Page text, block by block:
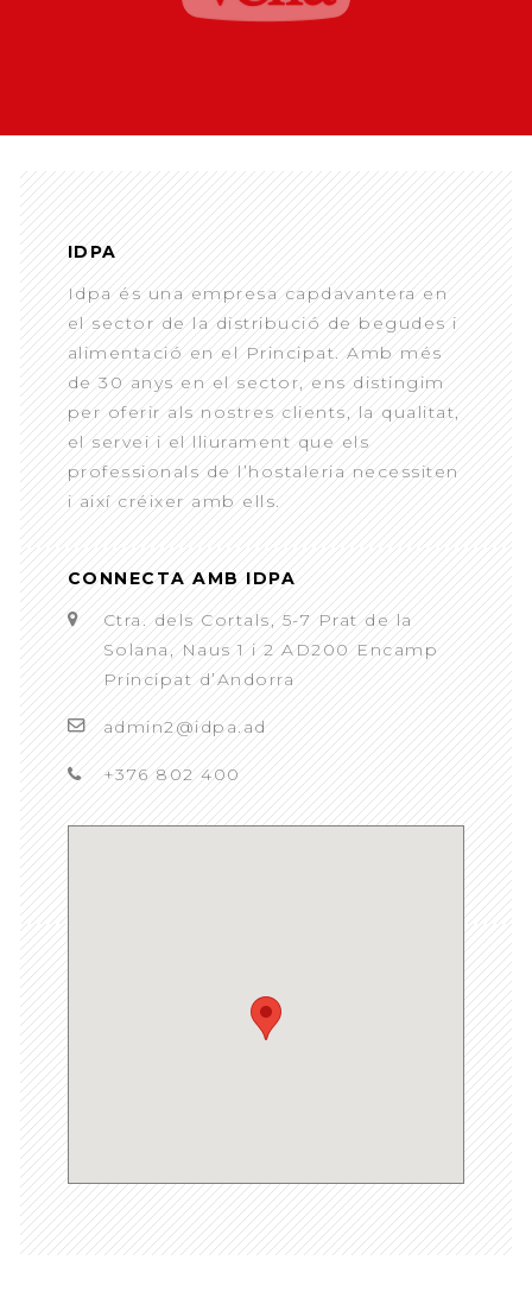
IDPA
Idpa és una empresa capdavantera en
el sector de la distribució de begudes i
alimentació en el Principat. Amb més
de 30 anys en el sector, ens distingim
per oferir als nostres clients, la qualitat,
el servei i el lliurament que els
professionals de l’hostaleria necessiten
i així créixer amb ells.
CONNECTA AMB IDPA
Ctra. dels Cortals, 5-7 Prat de la
Solana, Naus 1 i 2 AD200 Encamp
Principat d’Andorra
admin2@idpa.ad
+376 802 400